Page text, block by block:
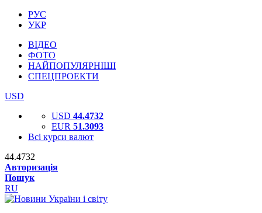
РУС
УКР
ВІДЕО
ФОТО
НАЙПОПУЛЯРНІШІ
СПЕЦПРОЕКТИ
USD
USD 44.4732
EUR 51.3093
Всі курси валют
44.4732
Авторизація
Пошук
RU